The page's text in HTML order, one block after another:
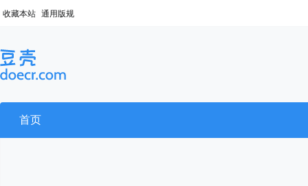
收藏本站 通用版规
首页